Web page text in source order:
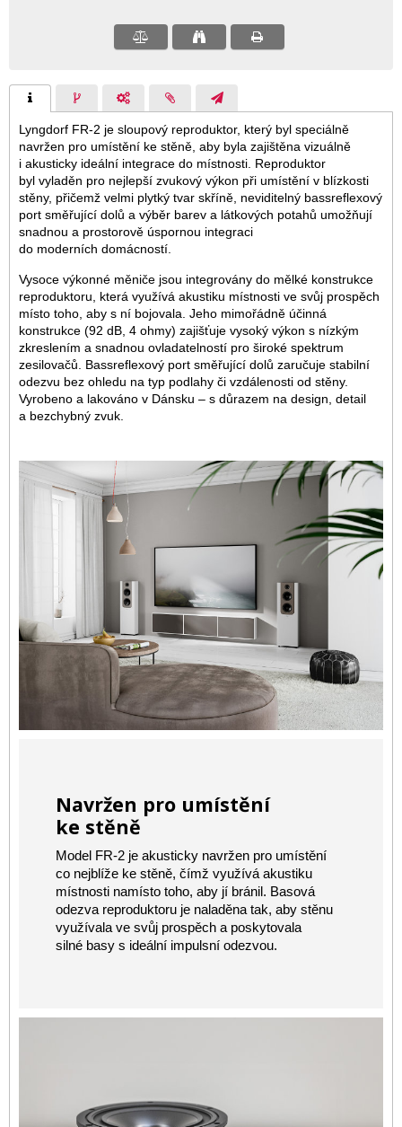
Lyngdorf FR-2 je sloupový reproduktor, který byl speciálně
navržen pro umístění ke stěně, aby byla zajištěna vizuálně
i akusticky ideální integrace do místnosti. Reproduktor
byl vyladěn pro nejlepší zvukový výkon při umístění v blízkosti
stěny, přičemž velmi plytký tvar skříně, neviditelný bassreflexový
port směřující dolů a výběr barev a látkových potahů umožňují
snadnou a prostorově úspornou integraci
do moderních domácností.
Vysoce výkonné měniče jsou integrovány do mělké konstrukce
reproduktoru, která využívá akustiku místnosti ve svůj prospěch
místo toho, aby s ní bojovala. Jeho mimořádně účinná
konstrukce (92 dB, 4 ohmy) zajišťuje vysoký výkon s nízkým
zkreslením a snadnou ovladatelností pro široké spektrum
zesilovačů. Bassreflexový port směřující dolů zaručuje stabilní
odezvu bez ohledu na typ podlahy či vzdálenosti od stěny.
Vyrobeno a lakováno v Dánsku – s důrazem na design, detail
a bezchybný zvuk.
Navržen pro umístění
ke stěně
Model FR-2 je akusticky navržen pro umístění
co nejblíže ke stěně, čímž využívá akustiku
místnosti namísto toho, aby jí bránil. Basová
odezva reproduktoru je naladěna tak, aby stěnu
využívala ve svůj prospěch a poskytovala
silné basy s ideální impulsní odezvou.